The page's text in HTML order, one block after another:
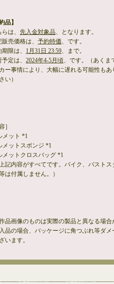
品】
は、 先入金対象品、となります。
売価格は、 予約特価、です。
限は、 1月31日 23:59、まで。
定は、 2024年4-5月頃、です。（あくま
ー事情により、大幅に遅れる可能性も
い）
］
メット *1
メットスポンジ *1
メットクロスバッグ *1
記内容がすべてです。バイク、バスト
は付属しません。）
品画像のものは実際の製品と異なる場合
品の場合、パッケージに角つぶれ等ダメ
います。